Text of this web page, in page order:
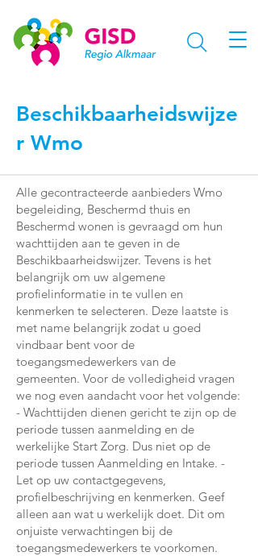
Beschikbaarheidswijze
r Wmo
Alle gecontracteerde aanbieders Wmo
begeleiding, Beschermd thuis en
Beschermd wonen is gevraagd om hun
wachttijden aan te geven in de
Beschikbaarheidswijzer. Tevens is het
belangrijk om uw algemene
profielinformatie in te vullen en
kenmerken te selecteren. Deze laatste is
met name belangrijk zodat u goed
vindbaar bent voor de
toegangsmedewerkers van de
gemeenten. Voor de volledigheid vragen
we nog even aandacht voor het volgende:
- Wachttijden dienen gericht te zijn op de
periode tussen aanmelding en de
werkelijke Start Zorg. Dus niet op de
periode tussen Aanmelding en Intake. -
Let op uw contactgegevens,
profielbeschrijving en kenmerken. Geef
alleen aan wat u werkelijk doet. Dit om
onjuiste verwachtingen bij de
toegangsmedewerkers te voorkomen.